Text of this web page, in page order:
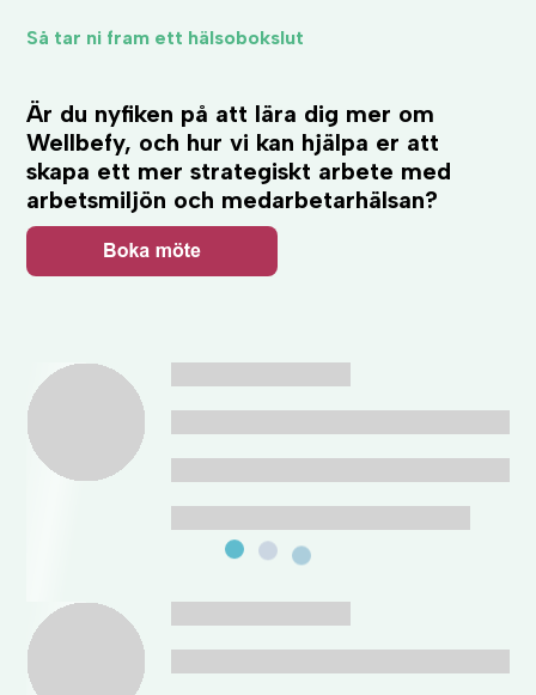
Så tar ni fram ett hälsobokslut
Är du nyfiken på att lära dig mer om
Wellbefy, och hur vi kan hjälpa er att
skapa ett mer strategiskt arbete med
arbetsmiljön och medarbetarhälsan?